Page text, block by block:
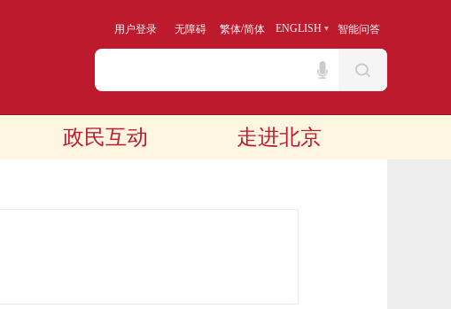
用户登录 无障碍 繁体/简体 ENGLISH 智能问答
政民互动 走进北京